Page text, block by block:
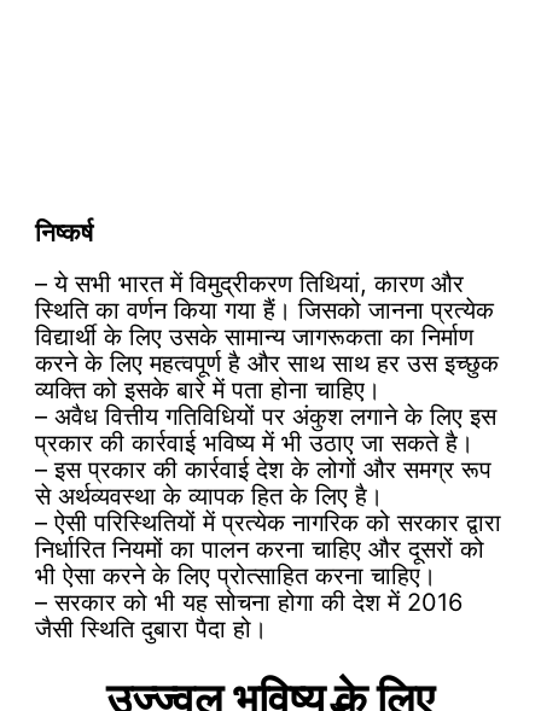
निष्कर्ष
– ये सभी भारत में विमुद्रीकरण तिथियां, कारण और
स्थिति का वर्णन किया गया हैं। जिसको जानना प्रत्येक
विद्यार्थी के लिए उसके सामान्य जागरूकता का निर्माण
करने के लिए महत्वपूर्ण है और साथ साथ हर उस इच्छुक
व्यक्ति को इसके बारे में पता होना चाहिए।
– अवैध वित्तीय गतिविधियों पर अंकुश लगाने के लिए इस
प्रकार की कार्रवाई भविष्य में भी उठाए जा सकते है।
– इस प्रकार की कार्रवाई देश के लोगों और समग्र रूप
से अर्थव्यवस्था के व्यापक हित के लिए है।
– ऐसी परिस्थितियों में प्रत्येक नागरिक को सरकार द्वारा
निर्धारित नियमों का पालन करना चाहिए और दूसरों को
भी ऐसा करने के लिए प्रोत्साहित करना चाहिए।
– सरकार को भी यह सोचना होगा की देश में 2016
जैसी स्थिति दुबारा पैदा हो।
उज्ज्वल भविष्य के लिए